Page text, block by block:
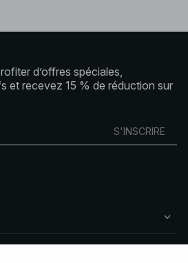
d’offres spéciales,
et recevez 15 % de réduction sur
S'INSCRIRE